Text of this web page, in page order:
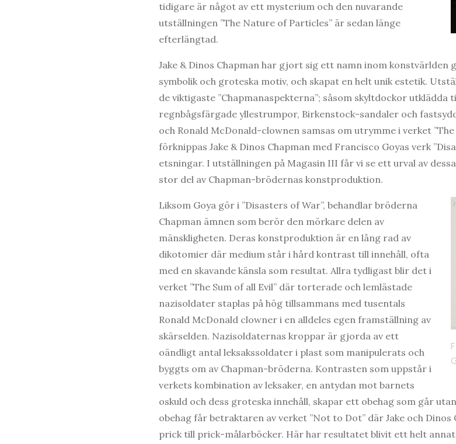
tidigare är något av ett mysterium och den nuvarande
utställningen ”The Nature of Particles” är sedan länge
efterlängtad.
Jake & Dinos Chapman har gjort sig ett namn inom konstvärlden
symbolik och groteska motiv, och skapat en helt unik estetik.
de viktigaste ”Chapmanaspekterna”; såsom skyltdockor utklädda
regnbågsfärgade yllestrumpor, Birkenstock-sandaler och
och Ronald McDonald-clownen samsas om utrymme i verket
förknippas Jake & Dinos Chapman med Francisco Goyas verk
etsningar. I utställningen på Magasin III får vi se ett urval av
stor del av Chapman-brödernas konstproduktion.
Liksom Goya gör i ”Disasters of War”, behandlar bröderna
Chapman ämnen som berör den mörkare delen av
mänskligheten. Deras konstproduktion är en lång rad av
dikotomier där medium står i hård kontrast till innehåll, ofta
med en skavande känsla som resultat. Allra tydligast blir det i
verket ”The Sum of all Evil” där torterade och lemlästade
nazisoldater staplas på hög tillsammans med tusentals
Ronald McDonald clowner i en alldeles egen framställning av
skärselden. Nazisoldaternas kroppar är gjorda av ett
oändligt antal leksakssoldater i plast som manipulerats och
byggts om av Chapman-bröderna. Kontrasten som uppstår i
verkets kombination av leksaker, en antydan mot barnets
oskuld och dess groteska innehåll, skapar ett obehag som går
obehag får betraktaren av verket ”Not to Dot” där Jake och
prick till prick-målarböcker. Här har resultatet blivit ett helt